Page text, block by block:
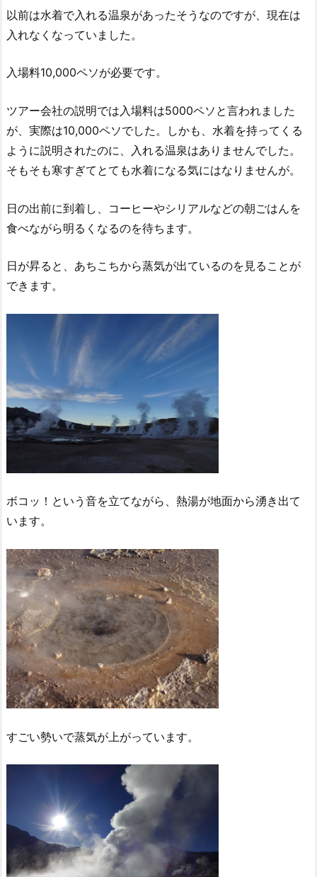
以前は水着で入れる温泉があったそうなのですが、現在は
入れなくなっていました。
入場料10,000ペソが必要です。
ツアー会社の説明では入場料は5000ペソと言われました
が、実際は10,000ペソでした。しかも、水着を持ってくる
ように説明されたのに、入れる温泉はありませんでした。
そもそも寒すぎてとても水着になる気にはなりませんが。
日の出前に到着し、コーヒーやシリアルなどの朝ごはんを
食べながら明るくなるのを待ちます。
日が昇ると、あちこちから蒸気が出ているのを見ることが
できます。
ボコッ！という音を立てながら、熱湯が地面から湧き出て
います。
すごい勢いで蒸気が上がっています。